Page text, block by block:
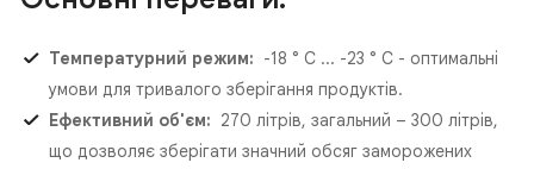
Температурний режим: -18 ° C ... -23 ° C - оптимальні
умови для тривалого зберігання продуктів.
Ефективний об'єм: 270 літрів, загальний – 300 літрів,
що дозволяє зберігати значний обсяг заморожених